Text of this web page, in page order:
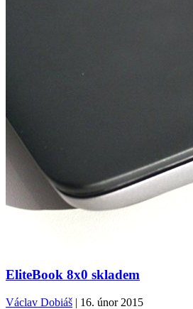
EliteBook 8x0 skladem
Václav Dobiáš | 16. únor 2015